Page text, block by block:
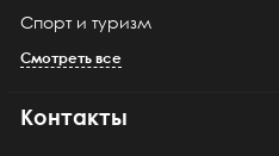
Спорт и туризм
Смотреть все
Контакты